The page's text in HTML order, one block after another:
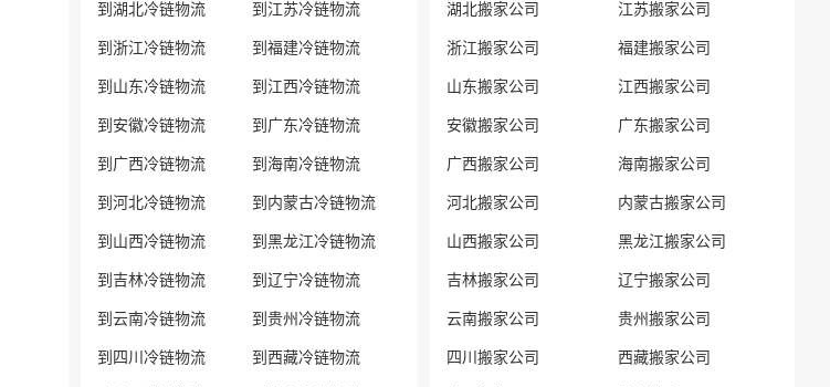
到湖北冷链物流 到江苏冷链物流
到浙江冷链物流 到福建冷链物流
到山东冷链物流 到江西冷链物流
到安徽冷链物流 到广东冷链物流
到广西冷链物流 到海南冷链物流
到河北冷链物流 到内蒙古冷链物流
到山西冷链物流 到黑龙江冷链物流
到吉林冷链物流 到辽宁冷链物流
到云南冷链物流 到贵州冷链物流
到四川冷链物流 到西藏冷链物流
湖北搬家公司 江苏搬家公司
浙江搬家公司 福建搬家公司
山东搬家公司 江西搬家公司
安徽搬家公司 广东搬家公司
广西搬家公司 海南搬家公司
河北搬家公司 内蒙古搬家公司
山西搬家公司 黑龙江搬家公司
吉林搬家公司 辽宁搬家公司
云南搬家公司 贵州搬家公司
四川搬家公司 西藏搬家公司